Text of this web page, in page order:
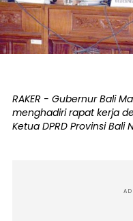
RAKER - Gubernur Bali
menghadiri rapat kerja
Ketua DPRD Provinsi Bali